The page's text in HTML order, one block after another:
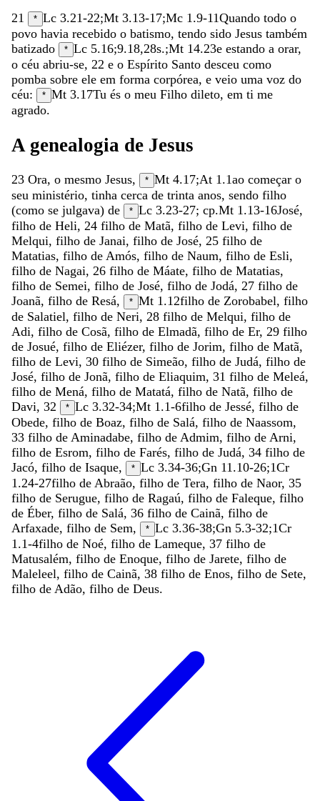
21 * Lc 3.21-22;Mt 3.13-17;Mc 1.9-11Quando todo o
povo havia recebido o batismo, tendo sido Jesus também
batizado
* Lc 5.16;9.18,28s.;Mt 14.23e estando a orar,
o céu abriu-se, 22 e o Espírito Santo desceu como
pomba sobre ele em forma corpórea, e veio uma voz do
céu: * Mt 3.17Tu és o meu Filho dileto, em ti me
agrado.
A genealogia de Jesus
23 Ora, o mesmo Jesus, * Mt 4.17;At 1.1ao começar o
seu ministério, tinha cerca de trinta anos, sendo filho
(como se julgava) de * Lc 3.23-27; cp.Mt 1.13-16José,
filho de Heli, 24 filho de Matã, filho de Levi, filho de
Melqui, filho de Janai, filho de José, 25 filho de
Matatias, filho de Amós, filho de Naum, filho de Esli,
filho de Nagai, 26 filho de Máate, filho de Matatias,
filho de Semei, filho de José, filho de Jodá, 27 filho de
Joanã, filho de Resá, * Mt 1.12filho de Zorobabel, filho
de Salatiel, filho de Neri, 28 filho de Melqui, filho de
Adi, filho de Cosã, filho de Elmadã, filho de Er, 29 filho
de Josué, filho de Eliézer, filho de Jorim, filho de Matã,
filho de Levi, 30 filho de Simeão, filho de Judá, filho de
José, filho de Jonã, filho de Eliaquim, 31 filho de Meleá,
filho de Mená, filho de Matatá, filho de Natã, filho de
Davi, 32 * Lc 3.32-34;Mt 1.1-6filho de Jessé, filho de
Obede, filho de Boaz, filho de Salá, filho de Naassom,
33 filho de Aminadabe, filho de Admim, filho de Arni,
filho de Esrom, filho de Farés, filho de Judá, 34 filho de
Jacó, filho de Isaque, * Lc 3.34-36;Gn 11.10-26;1Cr
1.24-27filho de Abraão, filho de Tera, filho de Naor, 35
filho de Serugue, filho de Ragaú, filho de Faleque, filho
de Éber, filho de Salá, 36 filho de Cainã, filho de
Arfaxade, filho de Sem, * Lc 3.36-38;Gn 5.3-32;1Cr
1.1-4filho de Noé, filho de Lameque, 37 filho de
Matusalém, filho de Enoque, filho de Jarete, filho de
Maleleel, filho de Cainã, 38 filho de Enos, filho de Sete,
filho de Adão, filho de Deus.